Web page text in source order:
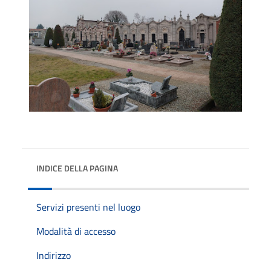
INDICE DELLA PAGINA
Servizi presenti nel luogo
Modalità di accesso
Indirizzo